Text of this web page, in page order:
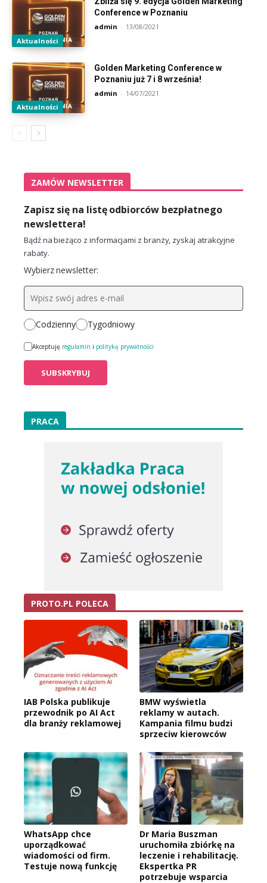
Aktualności
Conference w Poznaniu
admin - 13/08/2021
Aktualności
Golden Marketing Conference w
Poznaniu już 7 i 8 września!
admin - 14/07/2021
ZAMÓW NEWSLETTER
Zapisz się na listę odbiorców bezpłatnego
newslettera!
Bądź na bieżąco z informacjami z branży, zyskaj atrakcyjne
rabaty.
Wybierz newsletter:
Codzienny Tygodniowy
Akceptuję regulamin i politykę prywatności
PRACA
PROTO.PL POLECA
IAB Polska publikuje
przewodnik po AI Act
dla branży reklamowej
BMW wyświetla
reklamy w autach.
Kampania filmu budzi
sprzeciw kierowców
WhatsApp chce
uporządkować
wiadomości od firm.
Testuje nową funkcję
Dr Maria Buszman
uruchomiła zbiórkę na
leczenie i rehabilitację.
Ekspertka PR
potrzebuje wsparcia